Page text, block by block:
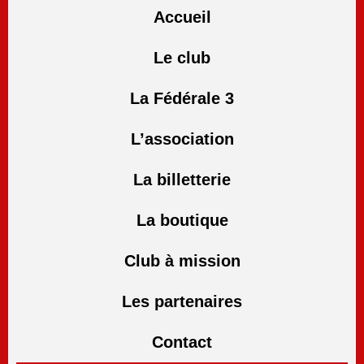
Accueil
Le club
La Fédérale 3
L’association
La billetterie
La boutique
Club à mission
Les partenaires
Contact